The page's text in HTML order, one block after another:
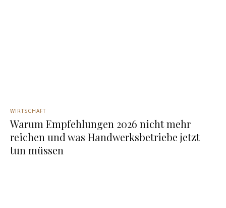
WIRTSCHAFT
Warum Empfehlungen 2026 nicht mehr
reichen und was Handwerksbetriebe jetzt
tun müssen